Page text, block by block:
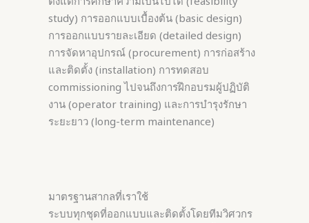
study) การออกแบบเบื้องต้น (basic design)
การออกแบบรายละเอียด (detailed design)
การจัดหาอุปกรณ์ (procurement) การก่อสร้าง
และติดตั้ง (installation) การทดสอบ
commissioning ไปจนถึงการฝึกอบรมผู้ปฏิบัติ
งาน (operator training) และการบำรุงรักษา
ระยะยาว (long-term maintenance)
มาตรฐานสากลที่เราใช้
ระบบทุกชุดที่ออกแบบและติดตั้งโดยทีมวิศวกร